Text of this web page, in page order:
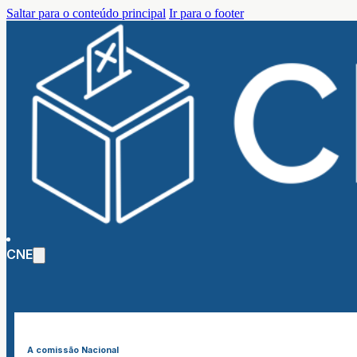
Saltar para o conteúdo principal Ir para o footer
CNE
A comissão Nacional